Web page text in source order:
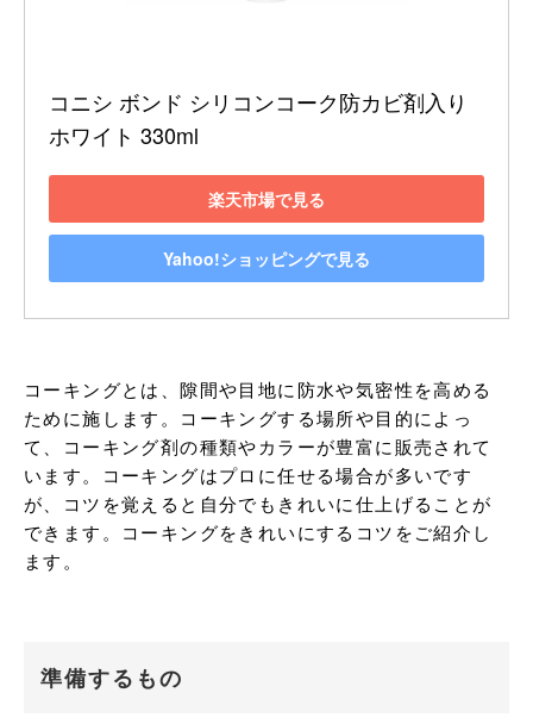
コニシ ボンド シリコンコーク防カビ剤入り
ホワイト 330ml
楽天市場で見る
Yahoo!ショッピングで見る
コーキングとは、隙間や目地に防水や気密性を高める
ために施します。コーキングする場所や目的によっ
て、コーキング剤の種類やカラーが豊富に販売されて
います。コーキングはプロに任せる場合が多いです
が、コツを覚えると自分でもきれいに仕上げることが
できます。コーキングをきれいにするコツをご紹介し
ます。
準備するもの